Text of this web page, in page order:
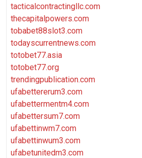
tacticalcontractingllc.com
thecapitalpowers.com
tobabet88slot3.com
todayscurrentnews.com
totobet77.asia
totobet77.org
trendingpublication.com
ufabettererum3.com
ufabettermentm4.com
ufabettersum7.com
ufabettinwm7.com
ufabettinwum3.com
ufabetunitedm3.com